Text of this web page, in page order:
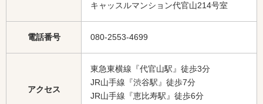
キャッスルマンション代官山214号室
電話番号 080-2553-4699
アクセス
東急東横線『代官山駅』徒歩3分
JR山手線『渋谷駅』徒歩7分
JR山手線『恵比寿駅』徒歩6分